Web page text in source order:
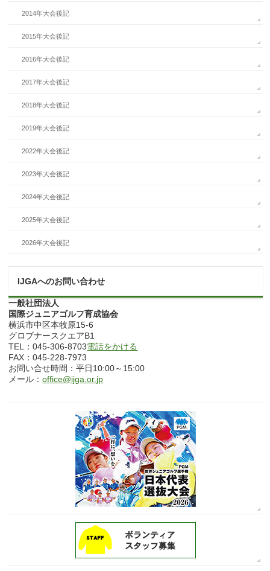
2014年大会後記
2015年大会後記
2016年大会後記
2017年大会後記
2018年大会後記
2019年大会後記
2022年大会後記
2023年大会後記
2024年大会後記
2025年大会後記
2026年大会後記
IJGAへのお問い合わせ
一般社団法人
国際ジュニアゴルフ育成協会
横浜市中区本牧原15-6
グロブナースクエアB1
TEL：045-306-8703電話をかける
FAX：045-228-7973
お問い合せ時間：平日10:00～15:00
メール：office@ijga.or.jp